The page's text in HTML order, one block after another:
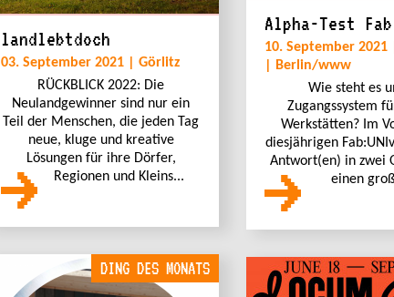
Alpha-Test
10. September 2021
| Berlin/www
Wie steht es
Zugangssystem
Werkstätten? Im
diesjährigen
Antwort(en) in zwei
einen
landlebtdoch
03. September 2021 | Görlitz
RÜCKBLICK 2022: Die
Neulandgewinner sind nur ein
Teil der Menschen, die jeden Tag
neue, kluge und kreative
Lösungen für ihre Dörfer,
Regionen und Kleins...
DING DES MONATS